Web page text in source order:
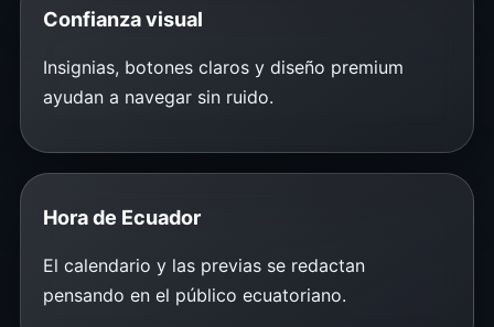
Confianza visual
Insignias, botones claros y diseño premium
ayudan a navegar sin ruido.
Hora de Ecuador
El calendario y las previas se redactan
pensando en el público ecuatoriano.